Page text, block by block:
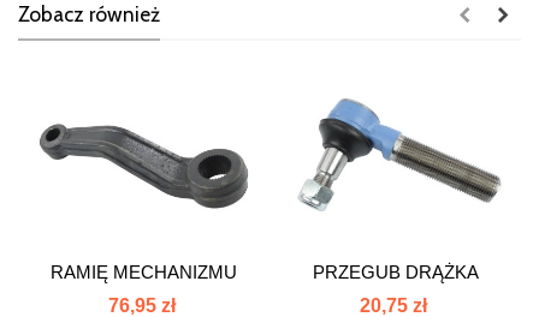
Zobacz również
RAMIĘ MECHANIZMU
KIEROWNICZEGO...
76,95 zł
PRZEGUB DRĄŻKA
KIEROWNICZEGO Z...
20,75 zł